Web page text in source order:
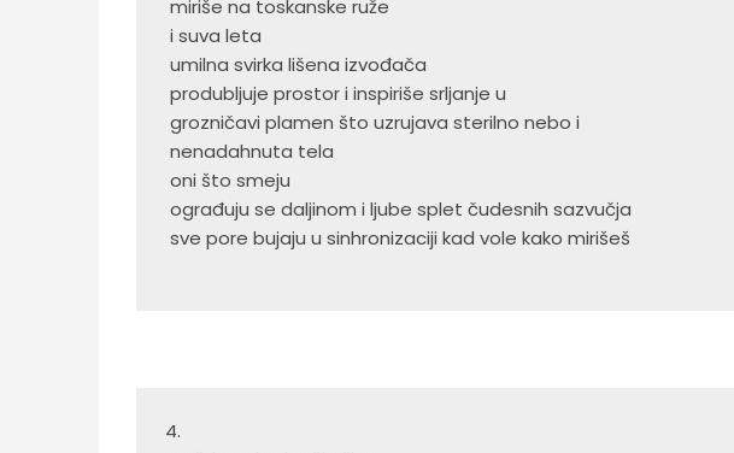
miriše na toskanske ruže
i suva leta
umilna svirka lišena izvođača
produbljuje prostor i inspiriše srljanje u
grozničavi plamen što uzrujava sterilno nebo i
nenadahnuta tela
oni što smeju
ograđuju se daljinom i ljube splet čudesnih sazvučja
sve pore bujaju u sinhronizaciji kad vole kako mirišeš
4.